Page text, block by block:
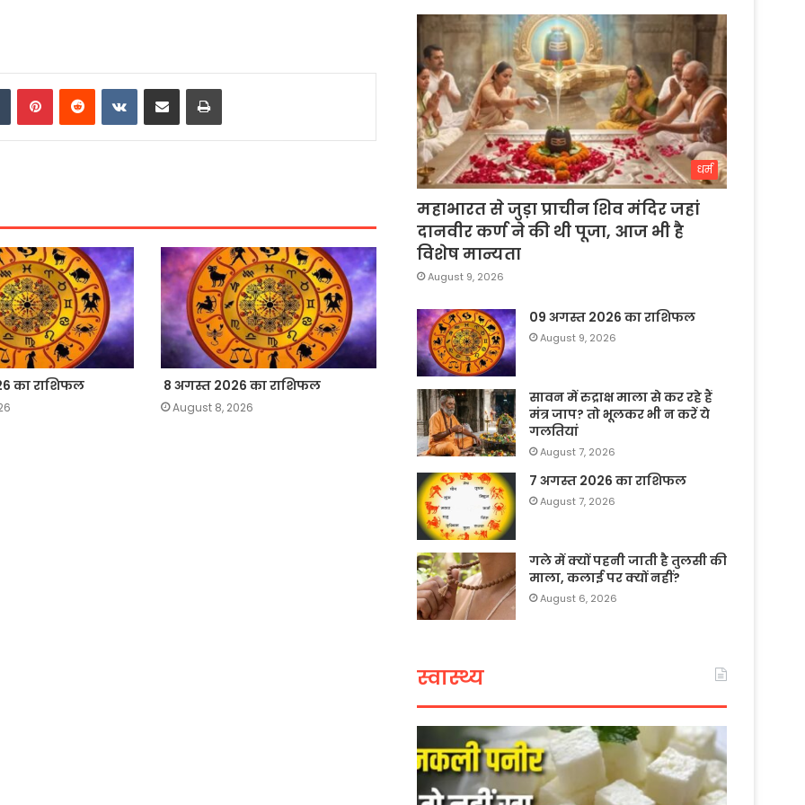
TumblrPinterestReddit VKontakte
Share via Email Print
का राशिफल 8 अगस्त 2026 का राशिफल
August 8, 2026
धर्म
महाभारत से जुड़ा प्राचीन शिव मंदिर जहां
दानवीर कर्ण ने की थी पूजा, आज भी है
विशेष मान्यता
August 9, 2026
09 अगस्त 2026 का राशिफल
August 9, 2026
सावन में रुद्राक्ष माला से कर रहे हैं
मंत्र जाप? तो भूलकर भी न करें ये
गलतियां
August 7, 2026
7 अगस्त 2026 का राशिफल
August 7, 2026
गले में क्यों पहनी जाती है तुलसी की
माला, कलाई पर क्यों नहीं?
August 6, 2026
स्वास्थ्य